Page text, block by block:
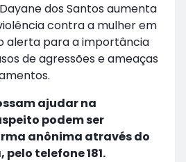
dos Santos aumenta
contra a mulher em
alerta para a importância
de agressões e ameaças
ajudar na
podem ser
anônima através do
telefone 181.